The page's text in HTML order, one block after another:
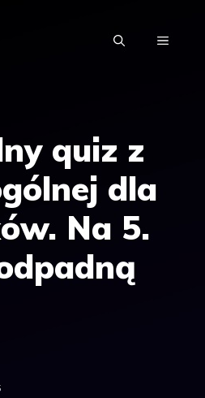
MENU
quiz z
dla
Na 5.